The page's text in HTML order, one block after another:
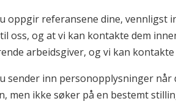
oppgir referansene dine,
oss, og at vi kan kontakte dem
arbeidsgiver, og vi kan
sender inn personopplysninger
men ikke søker på en bestemt